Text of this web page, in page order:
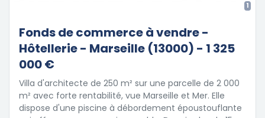
1
Fonds de commerce à vendre -
Hôtellerie - Marseille (13000) - 1 325
000 €
Villa d'architecte de 250 m² sur une parcelle de 2 000
m² avec forte rentabilité, vue Marseille et Mer. Elle
dispose d'une piscine à débordement époustouflante